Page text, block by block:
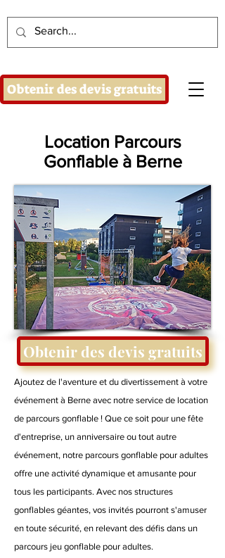
Obtenir des devis gratuits
Location Parcours
Gonflable à Berne
Obtenir des devis gratuits
Ajoutez de l'aventure et du divertissement à votre
événement à Berne avec notre service de location
de parcours gonflable ! Que ce soit pour une fête
d'entreprise, un anniversaire ou tout autre
événement, notre parcours gonflable pour adultes
offre une activité dynamique et amusante pour
tous les participants. Avec nos structures
gonflables géantes, vos invités pourront s'amuser
en toute sécurité, en relevant des défis dans un
parcours jeu gonflable pour adultes.